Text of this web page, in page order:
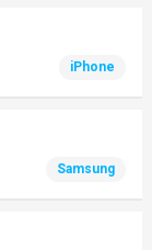
iPhone
Samsung